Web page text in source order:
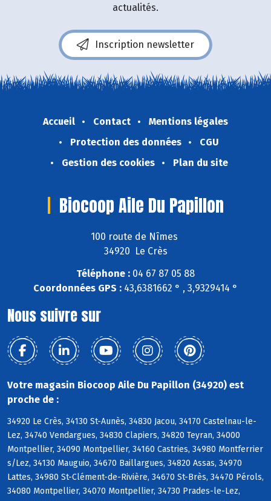
actualités.
Inscription newsletter
Accueil Contact
Mentions légales
Protection des données
CGU
Gestion des cookies
Plan du site
Biocoop Aile Du Papillon
100 route de Nîmes
34920 Le Crès
Téléphone : 04 67 87 05 88
Coordonnées GPS : 43,6381662 ° , 3,9329414 °
Nous suivre sur
Votre magasin Biocoop Aile Du Papillon (34920) est
proche de :
34920 Le Crès, 34130 St-Aunès, 34830 Jacou, 34170 Castelnau-le-
Lez, 34740 Vendargues, 34830 Clapiers, 34820 Teyran, 34000
Montpellier, 34090 Montpellier, 34160 Castries, 34980 Montferrier
s/Lez, 34130 Mauguio, 34670 Baillargues, 34820 Assas, 34970
Lattes, 34980 St-Clément-de-Rivière, 34670 St-Brès, 34470 Pérols,
34080 Montpellier, 34070 Montpellier, 34730 Prades-le-Lez,